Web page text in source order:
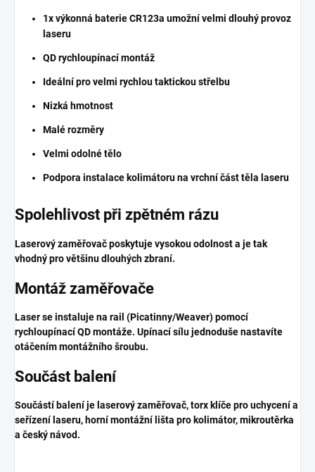
1x výkonná baterie CR123a umožní velmi dlouhý provoz
laseru
QD rychloupínací montáž
Ideální pro velmi rychlou taktickou střelbu
Nizká hmotnost
Malé rozměry
Velmi odolné tělo
Podpora instalace kolimátoru na vrchní část těla laseru
Spolehlivost při zpětném rázu
Laserový zaměřovač poskytuje vysokou odolnost a je tak
vhodný pro většinu dlouhých zbraní.
Montáž zaměřovače
Laser se instaluje na rail (Picatinny/Weaver) pomocí
rychloupínací QD montáže. Upínací sílu jednoduše nastavíte
otáčením montážního šroubu.
Součást balení
Součástí balení je laserový zaměřovač, torx klíče pro uchycení a
seřízení laseru, horní montážní lišta pro kolimátor, mikroutěrka
a český návod.